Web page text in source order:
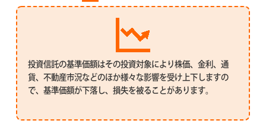
投資信託の基準価額はその投資対象により株価、金利、通
貨、不動産市況などのほか様々な影響を受け上下しますの
で、基準価額が下落し、損失を被ることがあります。